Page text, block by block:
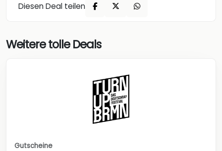
Diesen Deal teilen
Weitere tolle Deals
Gutscheine